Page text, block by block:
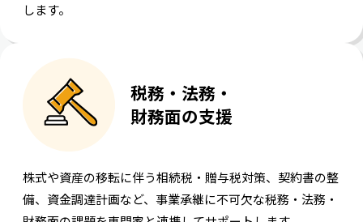
します。
税務・法務・
財務面の支援
株式や資産の移転に伴う相続税・贈与税対策、契約書の整
備、資金調達計画など、事業承継に不可欠な税務・法務・